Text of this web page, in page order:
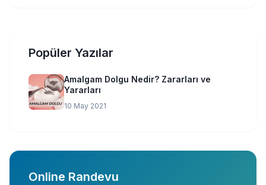
Popüler Yazılar
Amalgam Dolgu Nedir? Zararları ve
Yararları
10 May 2021
Online Randevu